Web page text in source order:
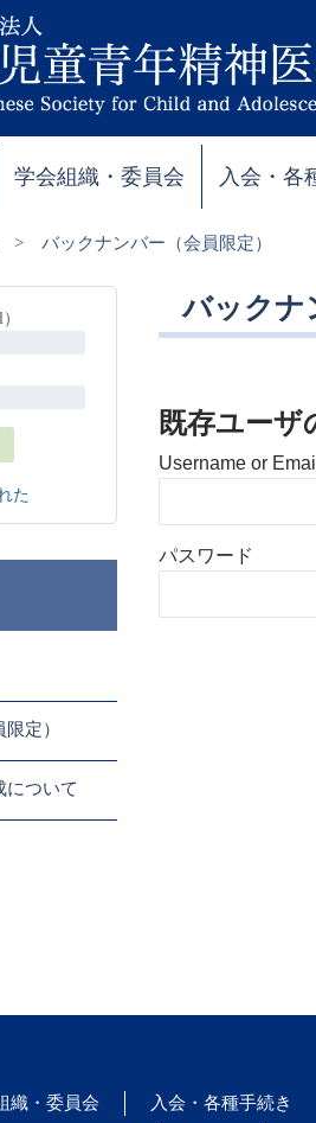
学会組織・委員会 入会・各
> バックナンバー（会員限定）
バックナ
既存ユーザ
Username or
パスワード
た
定）
について
織・委員会
入会・各種手続き